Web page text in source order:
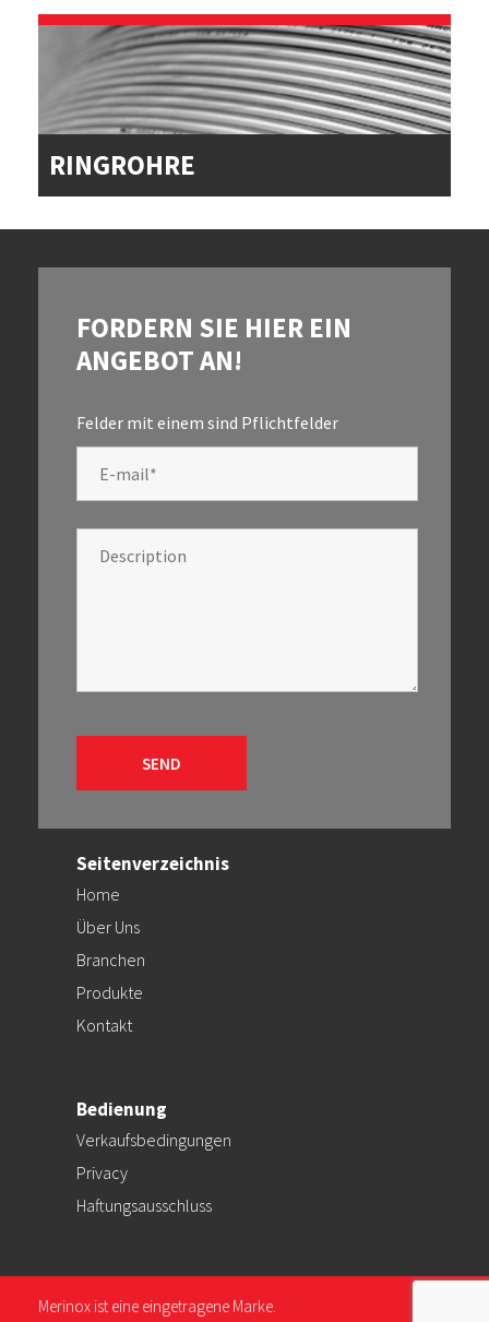
RINGROHRE
FORDERN SIE HIER EIN
ANGEBOT AN!
Felder mit einem sind Pflichtfelder
Seitenverzeichnis
Home
Über Uns
Branchen
Produkte
Kontakt
Bedienung
Verkaufsbedingungen
Privacy
Haftungsausschluss
Merinox ist eine eingetragene Marke.